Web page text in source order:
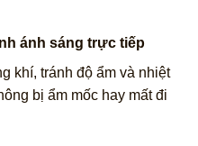
ánh sáng trực tiếp
khí, tránh độ ẩm và nhiệt
bị ẩm mốc hay mất đi